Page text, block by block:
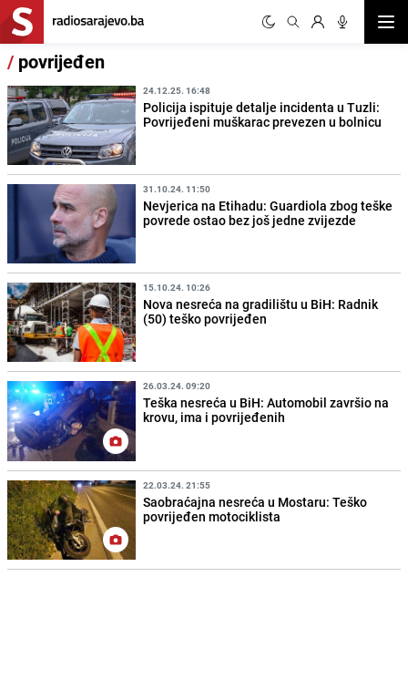
/ povrijeđen
24.12.25. 16:48
Policija ispituje detalje incidenta u Tuzli:
Povrijeđeni muškarac prevezen u bolnicu
31.10.24. 11:50
Nevjerica na Etihadu: Guardiola zbog teške
povrede ostao bez još jedne zvijezde
15.10.24. 10:26
Nova nesreća na gradilištu u BiH: Radnik
(50) teško povrijeđen
26.03.24. 09:20
Teška nesreća u BiH: Automobil završio na
krovu, ima i povrijeđenih
22.03.24. 21:55
Saobraćajna nesreća u Mostaru: Teško
povrijeđen motociklista